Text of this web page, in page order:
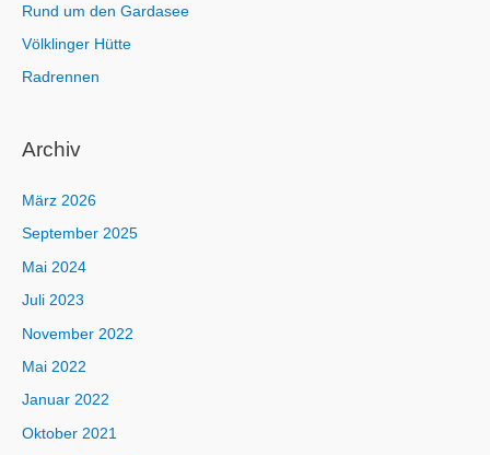
Rund um den Gardasee
Völklinger Hütte
Radrennen
Archiv
März 2026
September 2025
Mai 2024
Juli 2023
November 2022
Mai 2022
Januar 2022
Oktober 2021